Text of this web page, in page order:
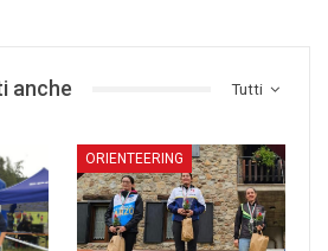
Tutti
anche
ORIENTEERING